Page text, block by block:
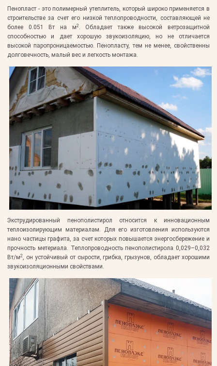
Пенопласт - это полимерный утеплитель, который широко применяется в
строительстве за счет его низкой теплопроводности, составляющей не
более 0.051 Вт на м2. Обладает также высокой ветрозащитной
способностью и дает хорошую звукоизоляцию, но не отличается
высокой паропроницаемостью. Пенопласту, тем не менее, свойственны
долговечность, малый вес и легкость монтажа.
Экструдированный пенополистирол относится к инновационным
теплоизолирующим материалам. Для его изготовления используются
нано частицы графита, за счет которых повышается энергосбережение и
прочность метериала. Теплопроводность пенополистирола 0,029–0,032
Вт/м2 , он устойчивый от сырости, грибка, грызунов, обладает хорошими
звукоизоляционными свойствами.